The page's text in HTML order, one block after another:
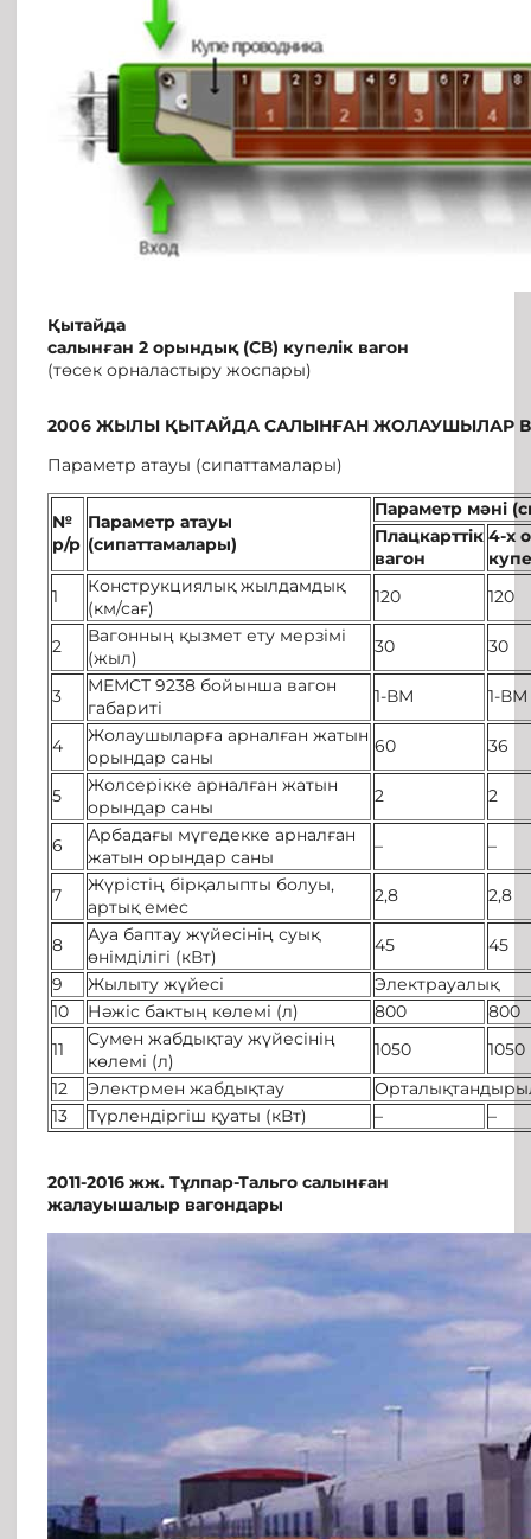
Қытайда
салынған2 орындық (СВ) купелік вагон
(төсек орналастыру жоспары)
2006 ЖЫЛЫ ҚЫТАЙДА САЛЫНҒАН ЖОЛАУШЫЛАР
Параметр атауы (сипаттамалары)
№
р/р
Параметр атауы
(сипаттамалары)
Параметр мәні (
Плацкарттік
вагон
4-х
1
Конструкциялық жылдамдық
(км/сағ)
120 120
2
Вагонның қызмет ету мерзімі
(жыл)
30 30
3
МЕМСТ 9238 бойынша вагон
габариті
1-ВМ 1-ВМ
4
Жолаушыларға арналған жатын
орындар саны
60 36
5
Жолсерікке арналған жатын
орындар саны
2 2
6
Арбадағы мүгедекке арналған
жатын орындар саны
– –
7
Жүрістің бірқалыпты болуы,
артық емес
2,8 2,8
8
Ауа баптау жүйесінің суық
өнімділігі (кВт)
45
45
9
Жылыту жүйесі
Электрауалық
10
Нәжіс бактың көлемі (л) 800
800
11
Сумен жабдықтау жүйесінің
көлемі (л)
1050
1050
12
Электрмен жабдықтау
13
Түрлендіргіш қуаты (кВт) – –
2011-2016 жж. Тұлпар-Тальго салынған
жалауышалыр вагондары